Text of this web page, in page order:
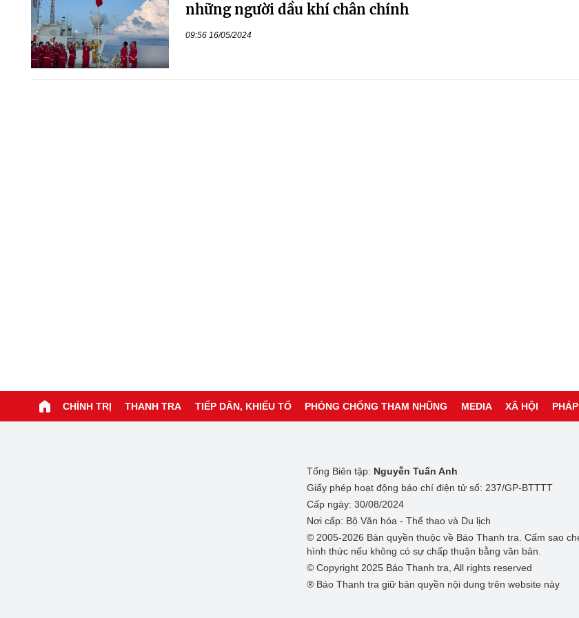
những người dầu khí chân chính
09:56 16/05/2024
CHÍNH TRỊ THANH TRA TIẾP DÂN, KHIẾU TỐ PHÒNG CHỐNG THAM NHŨNG MEDIA XÃ HỘI
Tổng Biên tập: Nguyễn Tuấn Anh
Giấy phép hoạt động báo chí điện tử số: 237/GP-BTTTT
Cấp ngày: 30/08/2024
Nơi cấp: Bộ Văn hóa - Thể thao và Du lịch
© 2005-2026 Bản quyền thuộc về Báo Thanh tra. Cấm sao
hình thức nếu không có sự chấp thuận bằng văn bản.
© Copyright 2025 Báo Thanh tra, All rights reserved
® Báo Thanh tra giữ bản quyền nội dung trên website này